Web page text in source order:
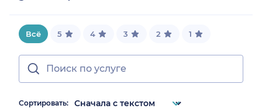
Всё 5 4 3 2 1
Сортировать: